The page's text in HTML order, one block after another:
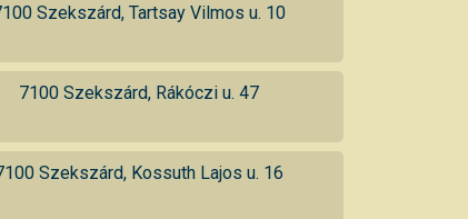
Szekszárd, Tartsay Vilmos u. 10
7100 Szekszárd, Rákóczi u. 47
Szekszárd, Kossuth Lajos u. 16